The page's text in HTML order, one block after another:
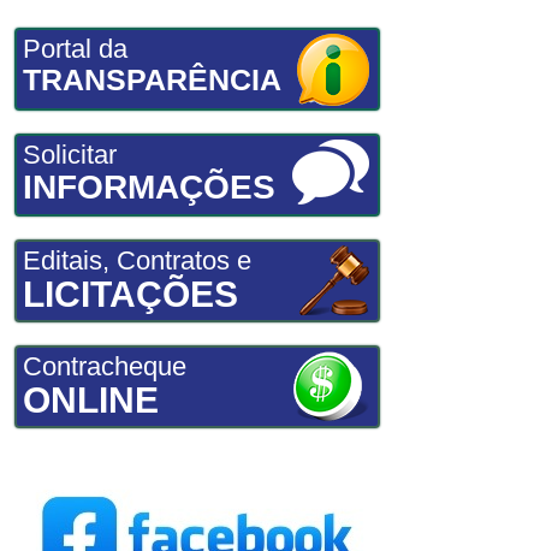
Portal da
TRANSPARÊNCIA
Solicitar
INFORMAÇÕES
Editais, Contratos e
LICITAÇÕES
Contracheque
ONLINE